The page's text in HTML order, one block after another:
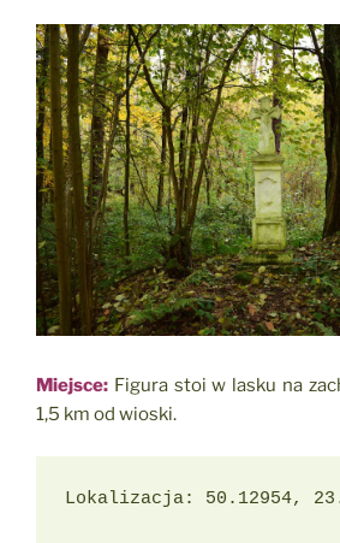
Miejsce: Figura stoi w lasku na
1,5 km od wioski.
Lokalizacja: 50.12954,